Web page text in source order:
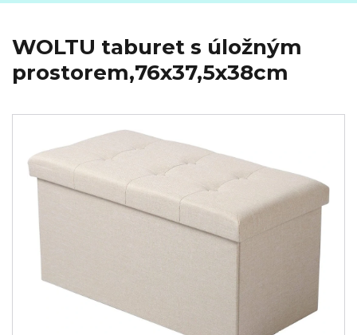
WOLTU taburet s úložným
prostorem,76x37,5x38cm